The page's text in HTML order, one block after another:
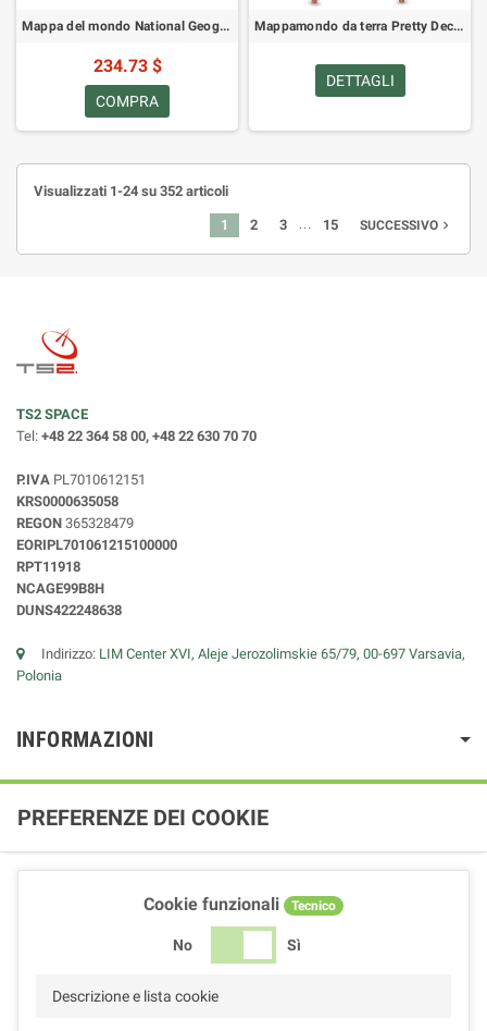
Mappa del mondo National Geographic Fisica (116 x 77 cm)
234.73 $
COMPRA
Mappamondo da terra Pretty Decor Montezuma 33 cm blu
DETTAGLI
Visualizzati 1-24 su 352 articoli
1 2 3 15 SUCCESSIVO navigate_next
TS2 SPACE
Tel: +48 22 364 58 00, +48 22 630 70 70
P.IVA PL7010612151
KRS0000635058
REGON 365328479
EORIPL701061215100000
RPT11918
NCAGE99B8H
DUNS422248638
Indirizzo: LIM Center XVI, Aleje Jerozolimskie 65/79, 00-697 Varsavia,
Polonia
INFORMAZIONI
PREFERENZE DEI COOKIE
Cookie funzionali Tecnico
No Sì
Descrizione e lista cookie